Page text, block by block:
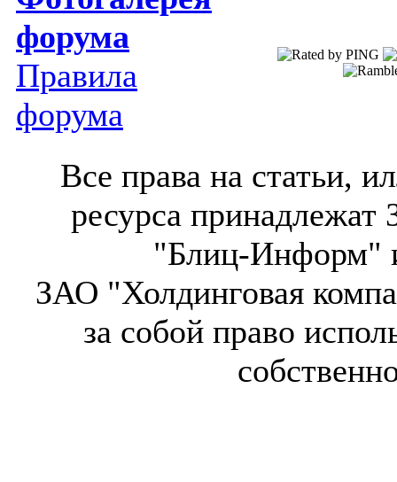
форума
Правила
форума
Все права на статьи,
ресурса
"Блиц-Информ"
ЗАО "Холдинговая
за собой право